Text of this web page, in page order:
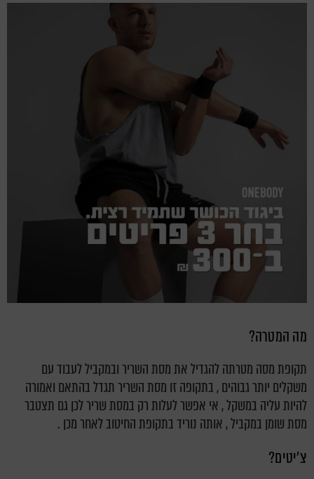
מה המטרה?
תקופת מסה מטרתה להגדיל את מסת השריר ובמקביל לעבוד עם
משקלים יותר גבוהים , בתקופה זו מסת השריר תגדל בהתאם ואמורה
להיות עליה במשקל , אי אפשר לעלות רק במסת שריר לכן גם תצטבר
מסת שומן במקביל , אותה נוריד בתקופת החיטוב לאחר מכן .
צ'יטים?